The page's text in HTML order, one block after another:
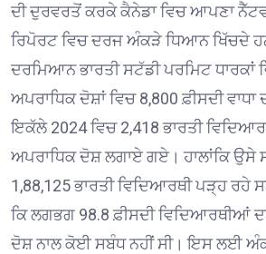
ਦੀ ਦੁਰਵਰਤੋਂ ਕਰਕੇ ਕੈਨੇਡਾ ਵਿਚ ਆਪਣਾ
ਰਿਪੋਰਟ ਵਿਚ ਦਰਜ ਅੰਕੜੇ ਧਿਆਨ ਖਿੱਚਦੇ
ਦਰਮਿਆਨ ਭਾਰਤੀ ਸਟੱਡੀ ਪਰਮਿਟ ਧਾਰਕਾਂ
ਅਪਰਾਧਿਕ ਦੋਸ਼ਾਂ ਵਿਚ 8,800 ਫ਼ੀਸਦੀ
ਇਕੱਲੇ 2024 ਵਿਚ 2,418 ਭਾਰਤੀ
ਅਪਰਾਧਿਕ ਦੋਸ਼ ਲਗਾਏ ਗਏ। ਹਾਲਾਂਕਿ ਉਸੇ
1,88,125 ਭਾਰਤੀ ਵਿਦਿਆਰਥੀ ਪੜ੍ਹ ਰਹੇ
ਕਿ ਲਗਭਗ 98.8 ਫ਼ੀਸਦੀ ਵਿਦਿਆਰਥੀਆਂ
ਦੋਸ਼ ਨਾਲ ਕੋਈ ਸਬੰਧ ਨਹੀਂ ਸੀ। ਇਸ ਲਈ